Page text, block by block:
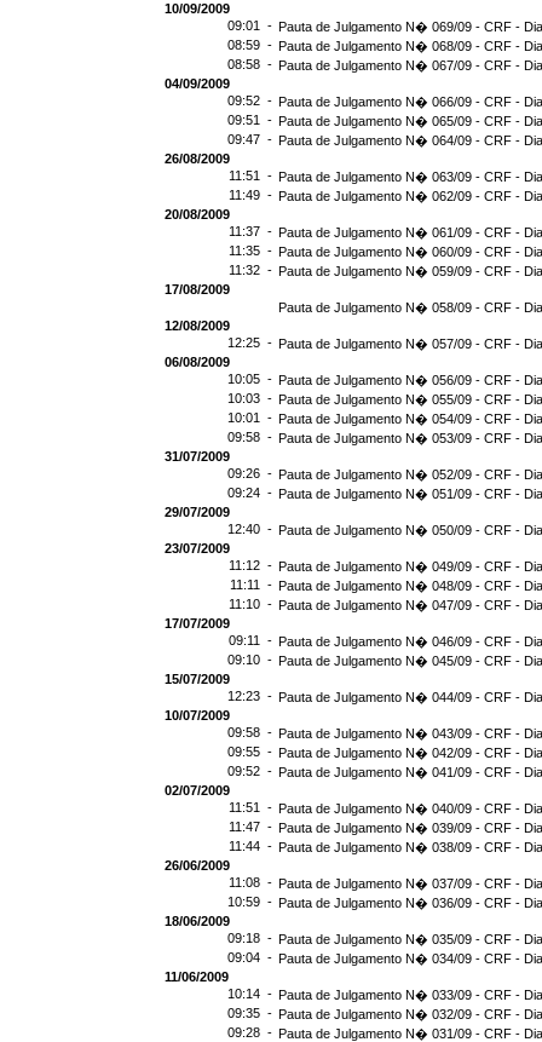
10/09/2009
09:01 - Pauta de Julgamento N� 069/09 - CRF -
08:59 - Pauta de Julgamento N� 068/09 - CRF -
08:58 - Pauta de Julgamento N� 067/09 - CRF -
04/09/2009
09:52 - Pauta de Julgamento N� 066/09 - CRF -
09:51 - Pauta de Julgamento N� 065/09 - CRF -
09:47 - Pauta de Julgamento N� 064/09 - CRF -
26/08/2009
11:51 - Pauta de Julgamento N� 063/09 - CRF -
11:49 - Pauta de Julgamento N� 062/09 - CRF -
20/08/2009
11:37 - Pauta de Julgamento N� 061/09 - CRF -
11:35 - Pauta de Julgamento N� 060/09 - CRF -
11:32 - Pauta de Julgamento N� 059/09 - CRF -
17/08/2009
Pauta de Julgamento N� 058/09 - CRF -
12/08/2009
12:25 - Pauta de Julgamento N� 057/09 - CRF -
06/08/2009
10:05 - Pauta de Julgamento N� 056/09 - CRF -
10:03 - Pauta de Julgamento N� 055/09 - CRF -
10:01 - Pauta de Julgamento N� 054/09 - CRF -
09:58 - Pauta de Julgamento N� 053/09 - CRF -
31/07/2009
09:26 - Pauta de Julgamento N� 052/09 - CRF -
09:24 - Pauta de Julgamento N� 051/09 - CRF -
29/07/2009
12:40 - Pauta de Julgamento N� 050/09 - CRF -
23/07/2009
11:12 - Pauta de Julgamento N� 049/09 - CRF -
11:11 - Pauta de Julgamento N� 048/09 - CRF -
11:10 - Pauta de Julgamento N� 047/09 - CRF -
17/07/2009
09:11 - Pauta de Julgamento N� 046/09 - CRF -
09:10 - Pauta de Julgamento N� 045/09 - CRF -
15/07/2009
12:23 - Pauta de Julgamento N� 044/09 - CRF -
10/07/2009
09:58 - Pauta de Julgamento N� 043/09 - CRF -
09:55 - Pauta de Julgamento N� 042/09 - CRF -
09:52 - Pauta de Julgamento N� 041/09 - CRF -
02/07/2009
11:51 - Pauta de Julgamento N� 040/09 - CRF -
11:47 - Pauta de Julgamento N� 039/09 - CRF -
11:44 - Pauta de Julgamento N� 038/09 - CRF -
26/06/2009
11:08 - Pauta de Julgamento N� 037/09 - CRF -
10:59 - Pauta de Julgamento N� 036/09 - CRF -
18/06/2009
09:18 - Pauta de Julgamento N� 035/09 - CRF -
09:04 - Pauta de Julgamento N� 034/09 - CRF -
11/06/2009
10:14 - Pauta de Julgamento N� 033/09 - CRF -
09:35 - Pauta de Julgamento N� 032/09 - CRF -
09:28 - Pauta de Julgamento N� 031/09 - CRF -